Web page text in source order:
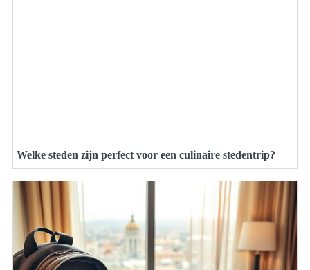
Welke steden zijn perfect voor een culinaire stedentrip?